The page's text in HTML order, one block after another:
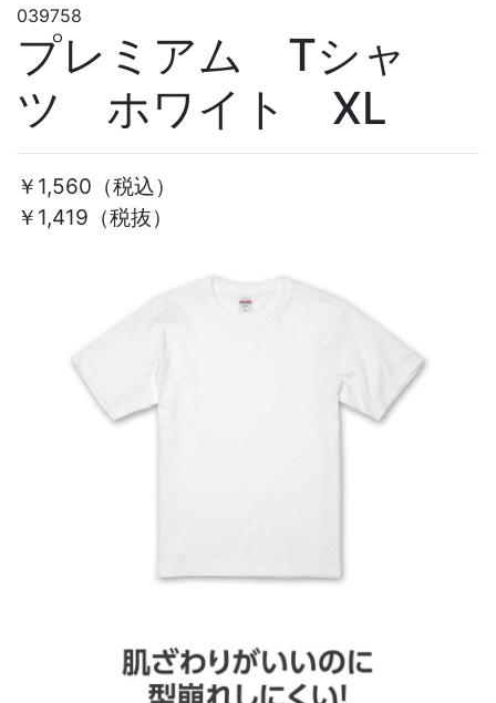
039758
プレミアム Tシャ
ツ ホワイト XL
￥1,560 （税込）
￥1,419（税抜）